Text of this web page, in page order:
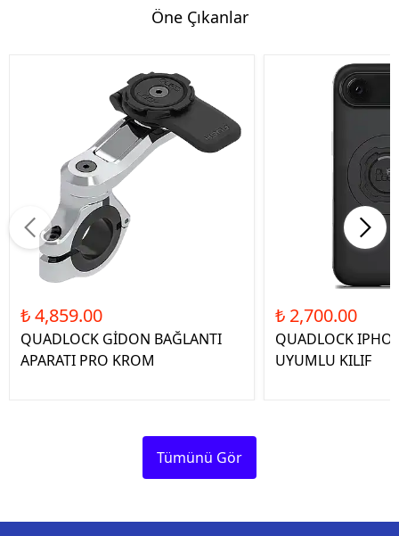
Öne Çıkanlar
₺ 4,859.00
QUADLOCK GİDON BAĞLANTI
APARATI PRO KROM
₺ 2,700.00
QUADLOCK
UYUMLU KILIF
Tümünü Gör